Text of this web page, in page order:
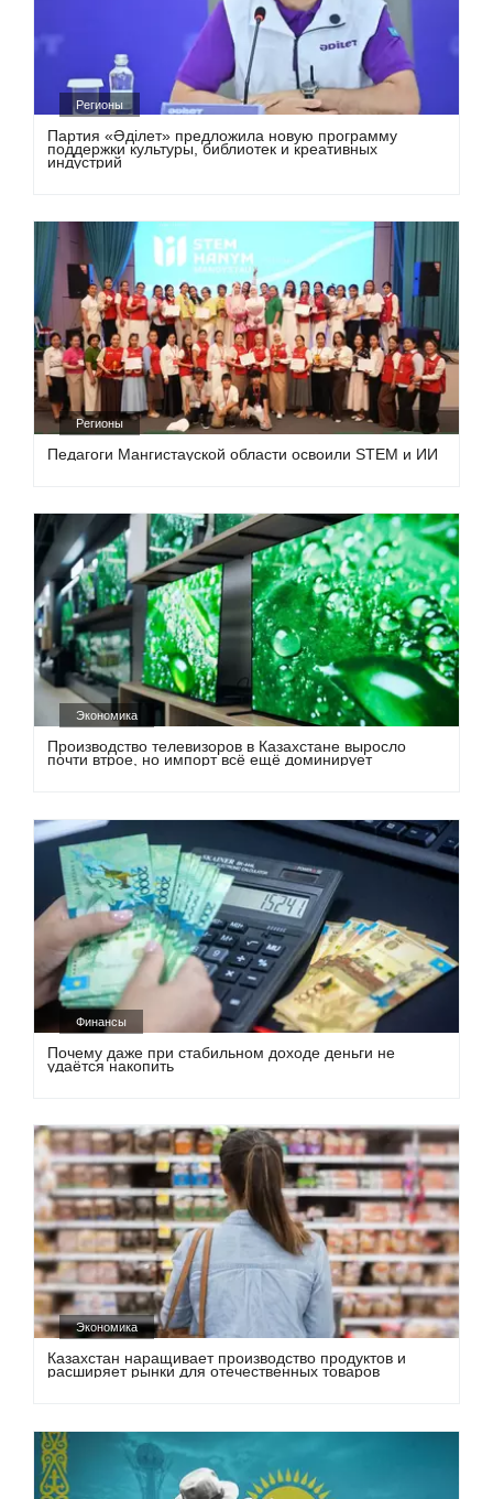
Регионы
Партия «Әділет» предложила новую программу
поддержки культуры, библиотек и креативных
индустрий
Регионы
Педагоги Мангистауской области освоили STEM и ИИ
Экономика
Производство телевизоров в Казахстане выросло
почти втрое, но импорт всё ещё доминирует
Финансы
Почему даже при стабильном доходе деньги не
удаётся накопить
Экономика
Казахстан наращивает производство продуктов и
расширяет рынки для отечественных товаров